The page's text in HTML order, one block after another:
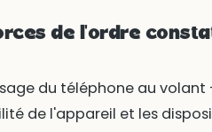
de l'ordre
du téléphone au
de l'appareil et les